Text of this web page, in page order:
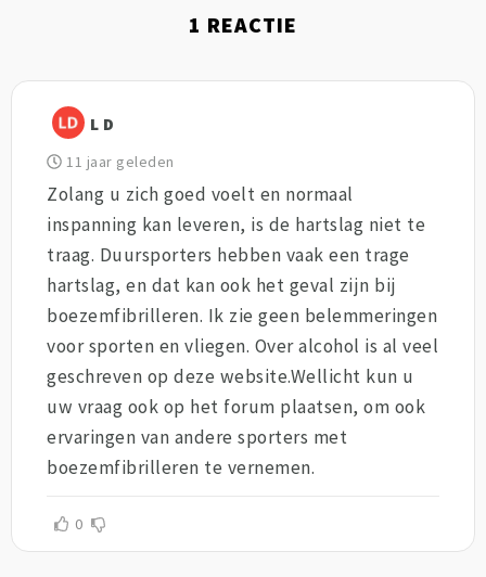
1 REACTIE
L D
11 jaar geleden
Zolang u zich goed voelt en normaal
inspanning kan leveren, is de hartslag niet te
traag. Duursporters hebben vaak een trage
hartslag, en dat kan ook het geval zijn bij
boezemfibrilleren. Ik zie geen belemmeringen
voor sporten en vliegen. Over alcohol is al veel
geschreven op deze website.Wellicht kun u
uw vraag ook op het forum plaatsen, om ook
ervaringen van andere sporters met
boezemfibrilleren te vernemen.
0